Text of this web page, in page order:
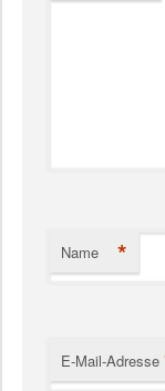
Name *
E-Mail-Adresse